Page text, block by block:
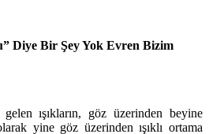
Diye Bir Şey Yok Evren Bizim
ışıkların, göz üzerinden beyine
yine göz üzerinden ışıklı ortama